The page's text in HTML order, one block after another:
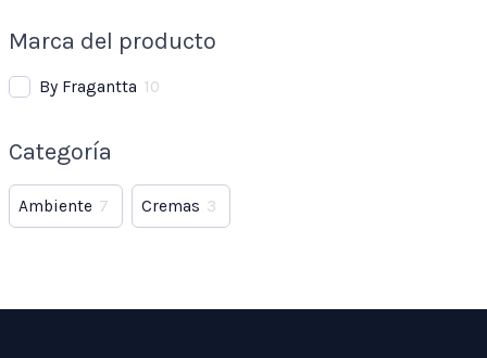
Marca del producto
By Fragantta 10
Categoría
Ambiente 7 Cremas 3